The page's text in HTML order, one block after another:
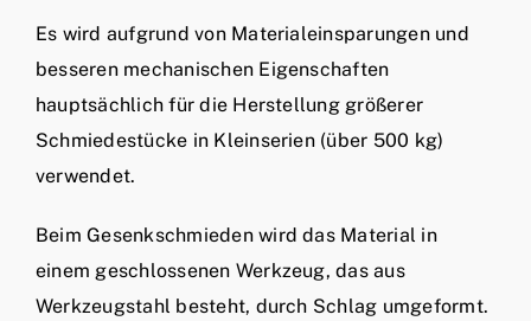
Es wird aufgrund von Materialeinsparungen und
besseren mechanischen Eigenschaften
hauptsächlich für die Herstellung größerer
Schmiedestücke in Kleinserien (über 500 kg)
verwendet.
Beim Gesenkschmieden wird das Material in
einem geschlossenen Werkzeug, das aus
Werkzeugstahl besteht, durch Schlag umgeformt.